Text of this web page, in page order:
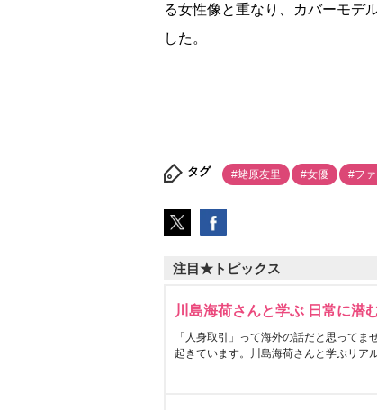
る女性像と重なり、カバーモデ
した。
タグ #蛯原友里 #女優 #フ
注目★トピックス
川島海荷さんと学ぶ 日常に潜
「人身取引」って海外の話だと思って
起きています。川島海荷さんと学ぶリア